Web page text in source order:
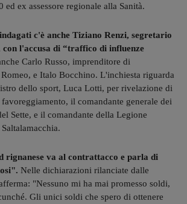
ed ex assessore regionale alla Sanità.
c'è anche Tiziano Renzi, segretario
con l'accusa di “traffico di influenze
Carlo Russo, imprenditore di
e Italo Bocchino. L'inchiesta riguarda
dello sport, Luca Lotti, per rivelazione di
il comandante generale dei
Sette, e il comandante della Legione
rignanese va al contrattacco e parla di
Nelle dichiarazioni rilanciate dalle
"Nessuno mi ha mai promesso soldi,
Gli unici soldi che spero di ottenere